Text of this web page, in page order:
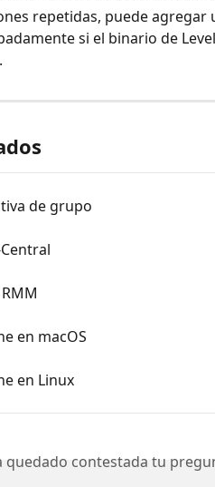
repetidas, puede agregar
si el binario de
.
de grupo
en macOS
en Linux
quedado contestada tu